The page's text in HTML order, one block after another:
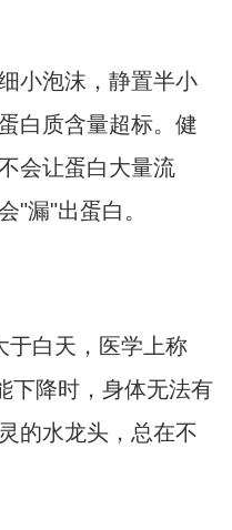
小泡沫，静置半小
白质含量超标。健
会让蛋白大量流
"漏"出蛋白。
于白天，医学上称
下降时，身体无法有
的水龙头，总在不